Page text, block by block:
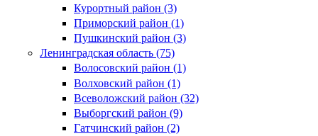
Курортный район (3)
Приморский район (1)
Пушкинский район (3)
Ленинградская область (75)
Волосовский район (1)
Волховский район (1)
Всеволожский район (32)
Выборгский район (9)
Гатчинский район (2)